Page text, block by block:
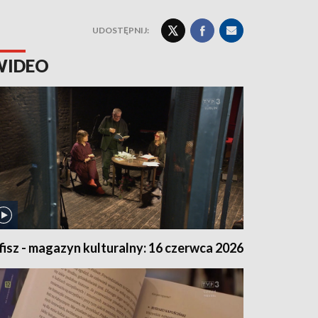
UDOSTĘPNIJ:
- magazyn kulturalny: 16 czerwca 2026